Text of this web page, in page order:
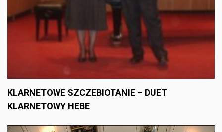
KLARNETOWE SZCZEBIOTANIE – DUET
KLARNETOWY HEBE